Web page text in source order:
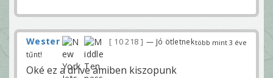
több mint 3 éve
Wester 10 218
— Jó ötletnek
tűnt!
Oké ez a drive amiben kiszopunk